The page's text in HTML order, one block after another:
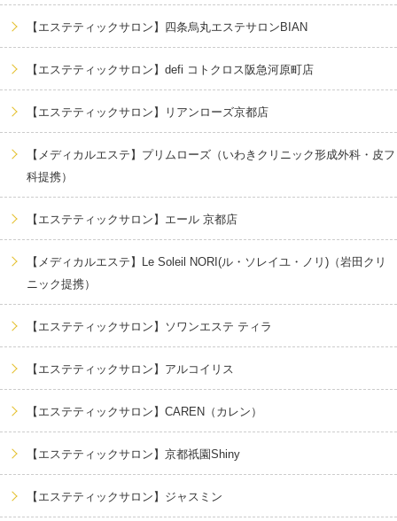
【エステティックサロン】四条烏丸エステサロンBIAN
【エステティックサロン】defi コトクロス阪急河原町店
【エステティックサロン】リアンローズ京都店
【メディカルエステ】プリムローズ（いわきクリニック形成外科・皮フ
科提携）
【エステティックサロン】エール 京都店
【メディカルエステ】Le Soleil NORI(ル・ソレイユ・ノリ)（岩田クリ
ニック提携）
【エステティックサロン】ソワンエステ ティラ
【エステティックサロン】アルコイリス
【エステティックサロン】CAREN（カレン）
【エステティックサロン】京都祇園Shiny
【エステティックサロン】ジャスミン